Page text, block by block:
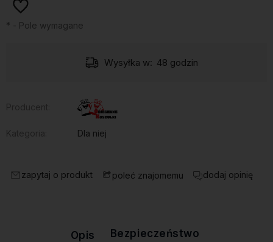
* - Pole wymagane
Wysyłka w: 48 godzin
Dla niej
zapytaj o produkt poleć znajomemu dodaj opinię
Opis Bezpieczeństwo